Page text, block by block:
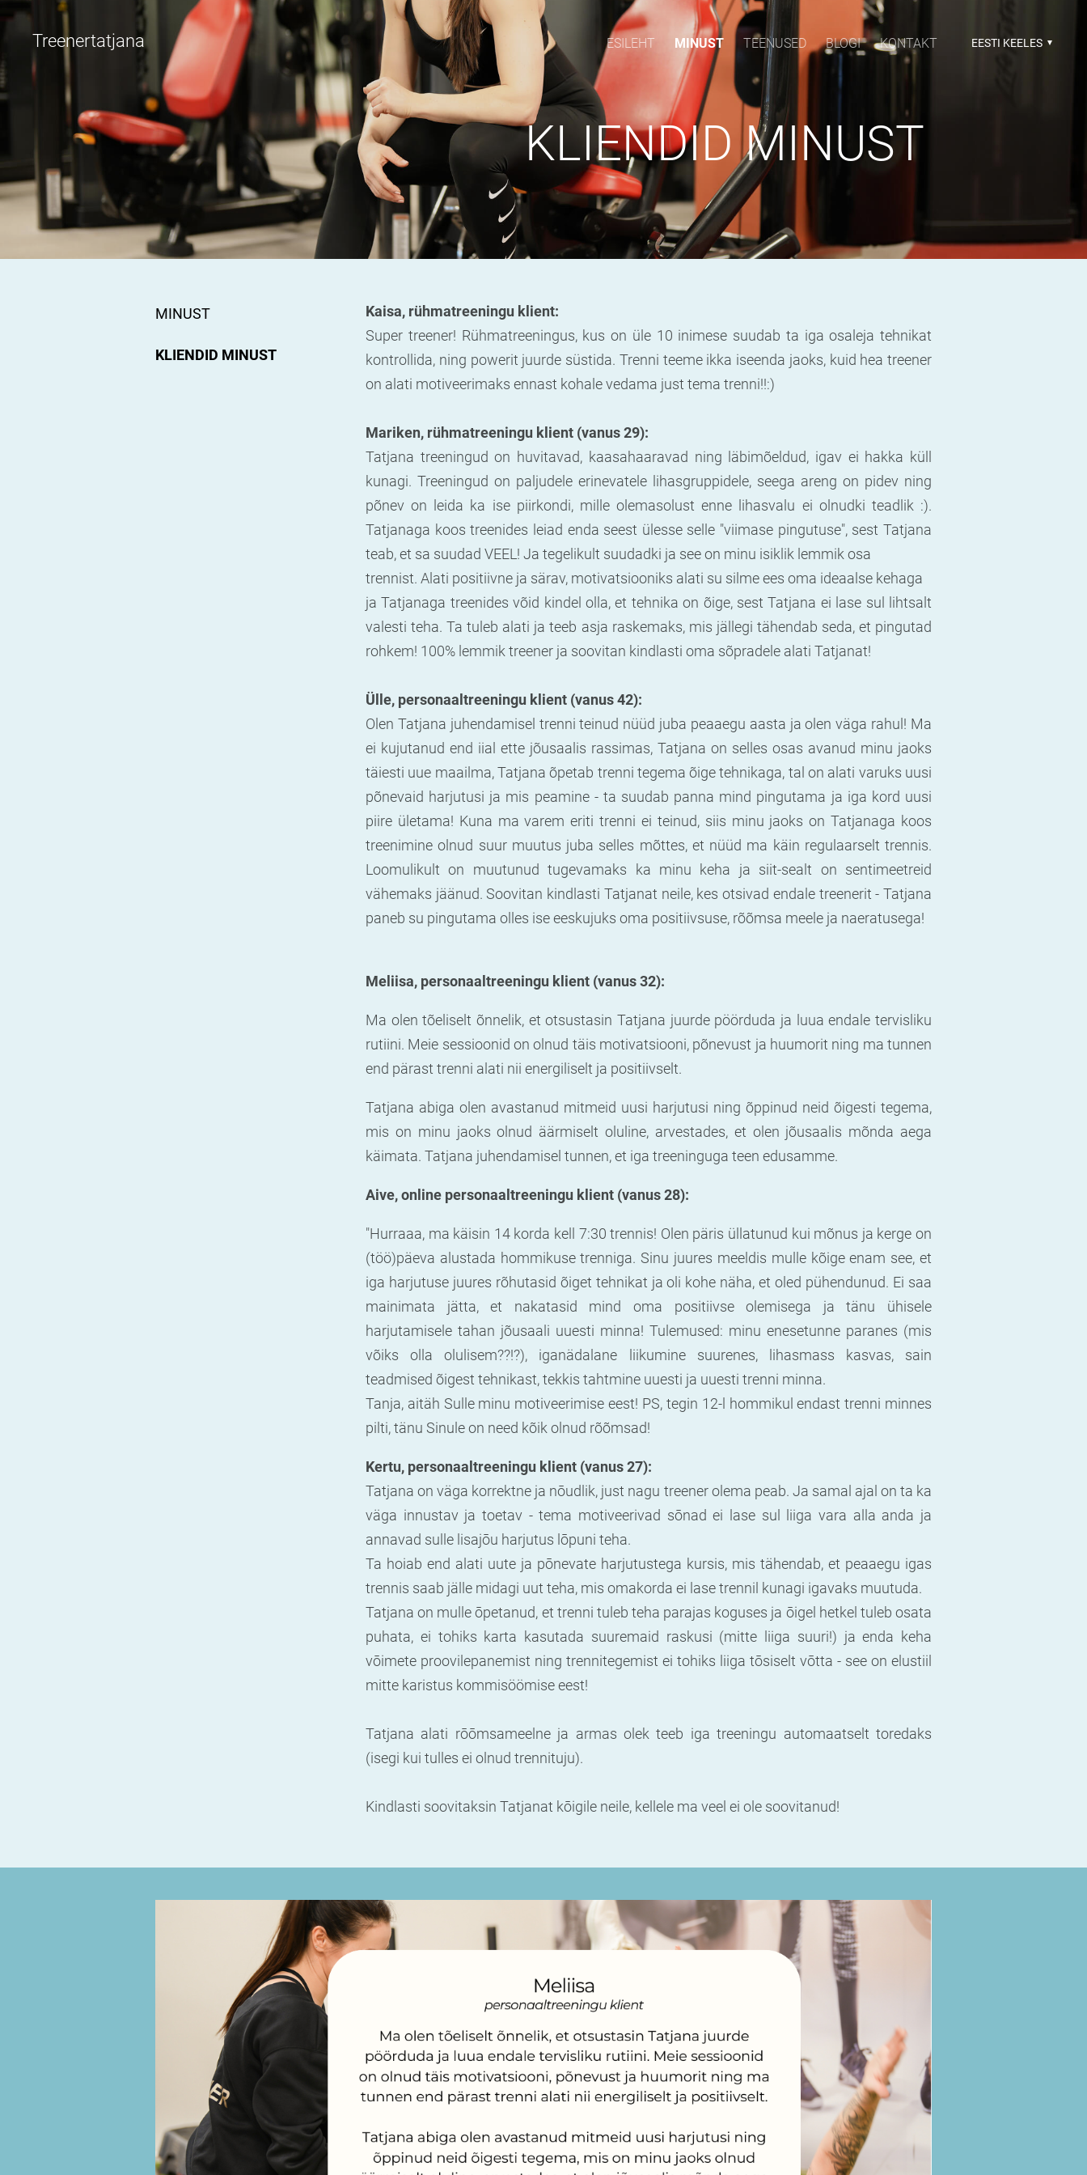
Treenertatjana ESILEHT MINUST TEENUSED BLOGI KONTAKT EESTI KEELES
KLIENDID MINUST
MINUST
KLIENDID MINUST
Kaisa, rühmatreeningu klient:
Super treener! Rühmatreeningus, kus on üle 10 inimese suudab ta iga osaleja tehnikat
kontrollida, ning powerit juurde süstida. Trenni teeme ikka iseenda jaoks, kuid hea treener
on alati motiveerimaks ennast kohale vedama just tema trenni!!:)
Mariken, rühmatreeningu klient (vanus 29):
Tatjana treeningud on huvitavad, kaasahaaravad ning läbimõeldud, igav ei hakka küll
kunagi. Treeningud on paljudele erinevatele lihasgruppidele, seega areng on pidev ning
põnev on leida ka ise piirkondi, mille olemasolust enne lihasvalu ei olnudki teadlik :).
Tatjanaga koos treenides leiad enda seest ülesse selle "viimase pingutuse", sest Tatjana
teab, et sa suudad VEEL! Ja tegelikult suudadki ja see on minu isiklik lemmik osa
trennist. Alati positiivne ja särav, motivatsiooniks alati su silme ees oma ideaalse kehaga
ja Tatjanaga treenides võid kindel olla, et tehnika on õige, sest Tatjana ei lase sul lihtsalt
valesti teha. Ta tuleb alati ja teeb asja raskemaks, mis jällegi tähendab seda, et pingutad
rohkem! 100% lemmik treener ja soovitan kindlasti oma sõpradele alati Tatjanat!
Ülle, personaaltreeningu klient (vanus 42):
Olen Tatjana juhendamisel trenni teinud nüüd juba peaaegu aasta ja olen väga rahul! Ma
ei kujutanud end iial ette jõusaalis rassimas, Tatjana on selles osas avanud minu jaoks
täiesti uue maailma, Tatjana õpetab trenni tegema õige tehnikaga, tal on alati varuks uusi
põnevaid harjutusi ja mis peamine - ta suudab panna mind pingutama ja iga kord uusi
piire ületama! Kuna ma varem eriti trenni ei teinud, siis minu jaoks on Tatjanaga koos
treenimine olnud suur muutus juba selles mõttes, et nüüd ma käin regulaarselt trennis.
Loomulikult on muutunud tugevamaks ka minu keha ja siit-sealt on sentimeetreid
vähemaks jäänud. Soovitan kindlasti Tatjanat neile, kes otsivad endale treenerit - Tatjana
paneb su pingutama olles ise eeskujuks oma positiivsuse, rõõmsa meele ja naeratusega!
Meliisa, personaaltreeningu klient (vanus 32):
Ma olen tõeliselt õnnelik, et otsustasin Tatjana juurde pöörduda ja luua endale tervisliku
rutiini. Meie sessioonid on olnud täis motivatsiooni, põnevust ja huumorit ning ma tunnen
end pärast trenni alati nii energiliselt ja positiivselt.
Tatjana abiga olen avastanud mitmeid uusi harjutusi ning õppinud neid õigesti tegema,
mis on minu jaoks olnud äärmiselt oluline, arvestades, et olen jõusaalis mõnda aega
käimata. Tatjana juhendamisel tunnen, et iga treeninguga teen edusamme.
Aive, online personaaltreeningu klient (vanus 28):
"Hurraaa, ma käisin 14 korda kell 7:30 trennis! Olen päris üllatunud kui mõnus ja kerge on
(töö)päeva alustada hommikuse trenniga. Sinu juures meeldis mulle kõige enam see, et
iga harjutuse juures rõhutasid õiget tehnikat ja oli kohe näha, et oled pühendunud. Ei saa
mainimata jätta, et nakatasid mind oma positiivse olemisega ja tänu ühisele
harjutamisele tahan jõusaali uuesti minna! Tulemused: minu enesetunne paranes (mis
võiks olla olulisem??!?), iganädalane liikumine suurenes, lihasmass kasvas, sain
teadmised õigest tehnikast, tekkis tahtmine uuesti ja uuesti trenni minna.
Tanja, aitäh Sulle minu motiveerimise eest! PS, tegin 12-l hommikul endast trenni minnes
pilti, tänu Sinule on need kõik olnud rõõmsad!
Kertu, personaaltreeningu klient (vanus 27):
Tatjana on väga korrektne ja nōudlik, just nagu treener olema peab. Ja samal ajal on ta ka
väga innustav ja toetav - tema motiveerivad sōnad ei lase sul liiga vara alla anda ja
annavad sulle lisajōu harjutus lōpuni teha.
Ta hoiab end alati uute ja pōnevate harjutustega kursis, mis tähendab, et peaaegu igas
trennis saab jälle midagi uut teha, mis omakorda ei lase trennil kunagi igavaks muutuda.
Tatjana on mulle ōpetanud, et trenni tuleb teha parajas koguses ja ōigel hetkel tuleb osata
puhata, ei tohiks karta kasutada suuremaid raskusi (mitte liiga suuri!) ja enda keha
vōimete proovilepanemist ning trennitegemist ei tohiks liiga tōsiselt vōtta - see on elustiil
mitte karistus kommisöömise eest!
Tatjana alati rōōmsameelne ja armas olek teeb iga treeningu automaatselt toredaks
(isegi kui tulles ei olnud trennituju).
Kindlasti soovitaksin Tatjanat kōigile neile, kellele ma veel ei ole soovitanud!